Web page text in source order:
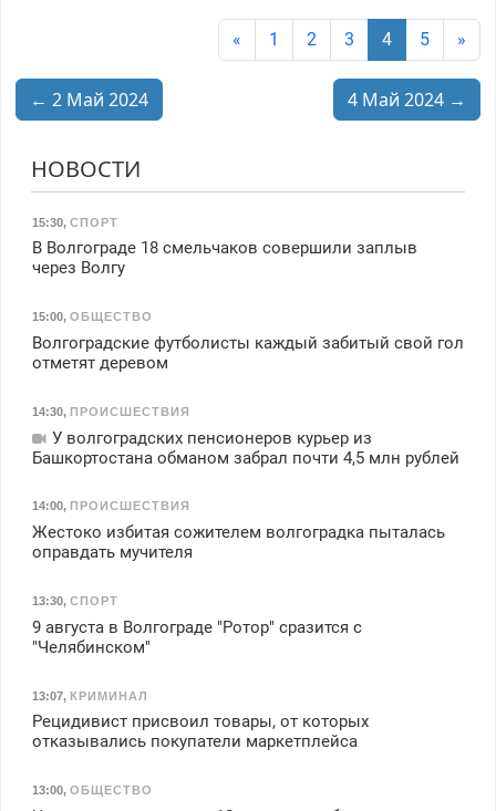
« 1 2 3 4 5 »
← 2 Май 2024 4 Май 2024 →
НОВОСТИ
15:30, СПОРТ
В Волгограде 18 смельчаков совершили заплыв
через Волгу
15:00, ОБЩЕСТВО
Волгоградские футболисты каждый забитый свой гол
отметят деревом
14:30, ПРОИСШЕСТВИЯ
У волгоградских пенсионеров курьер из
Башкортостана обманом забрал почти 4,5 млн рублей
14:00, ПРОИСШЕСТВИЯ
Жестоко избитая сожителем волгоградка пыталась
оправдать мучителя
13:30, СПОРТ
9 августа в Волгограде "Ротор" сразится с
"Челябинском"
13:07, КРИМИНАЛ
Рецидивист присвоил товары, от которых
отказывались покупатели маркетплейса
13:00, ОБЩЕСТВО